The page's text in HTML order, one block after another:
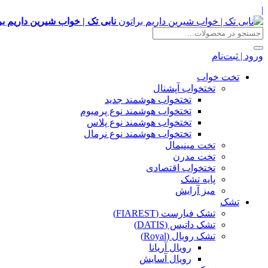
|
نابی تک | خواب شیرین داریم
ورود | ثبت‌نام
تخت خواب
تختخواب آپشنال
تختخواب هوشمند جدید
تختخواب هوشمند نوع پرمیوم
تختخواب هوشمند نوع پلاس
تختخواب هوشمند نوع نرمال
تخت مینیمال
تخت مدرن
تختخواب اقتصادی
پایه تشک
میز آرایش
تشک
تشک فیارست (FIAREST)
تشک داتیس (DATIS)
تشک رویال (Royal)
رویال آریانا
رویال آسایش